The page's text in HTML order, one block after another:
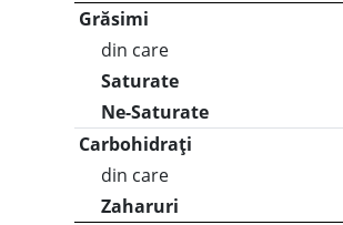
Grăsimi
din care
Saturate
Ne-Saturate
Carbohidrați
din care
Zaharuri